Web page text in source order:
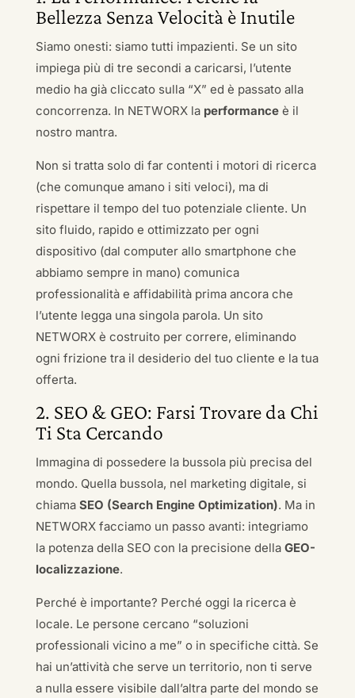
Bellezza Senza Velocità è Inutile
Siamo onesti: siamo tutti impazienti. Se un sito
impiega più di tre secondi a caricarsi, l’utente
medio ha già cliccato sulla “X” ed è passato alla
concorrenza. In NETWORX la performanceè il
nostro mantra.
Non si tratta solo di far contenti i motori di ricerca
(che comunque amano i siti veloci), ma di
rispettare il tempo del tuo potenziale cliente. Un
sito fluido, rapido e ottimizzato per ogni
dispositivo (dal computer allo smartphone che
abbiamo sempre in mano) comunica
professionalità e affidabilità prima ancora che
l’utente legga una singola parola. Un sito
NETWORX è costruito per correre, eliminando
ogni frizione tra il desiderio del tuo cliente e la tua
offerta.
2. SEO & GEO: Farsi Trovare da Chi
Ti Sta Cercando
Immagina di possedere la bussola più precisa del
mondo. Quella bussola, nel marketing digitale, si
chiama SEO (Search Engine Optimization). Ma in
NETWORX facciamo un passo avanti: integriamo
la potenza della SEO con la precisione della GEO-
localizzazione.
Perché è importante? Perché oggi la ricerca è
locale. Le persone cercano “soluzioni
professionali vicino a me” o in specifiche città. Se
hai un’attività che serve un territorio, non ti serve
a nulla essere visibile dall’altra parte del mondo se